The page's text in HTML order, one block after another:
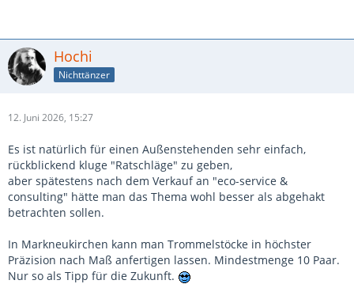
Hochi
Nichttänzer
12. Juni 2026, 15:27
Es ist natürlich für einen Außenstehenden sehr einfach,
rückblickend kluge "Ratschläge" zu geben,
aber spätestens nach dem Verkauf an "eco-service &
consulting" hätte man das Thema wohl besser als abgehakt
betrachten sollen.
In Markneukirchen kann man Trommelstöcke in höchster
Präzision nach Maß anfertigen lassen. Mindestmenge 10 Paar.
Nur so als Tipp für die Zukunft.